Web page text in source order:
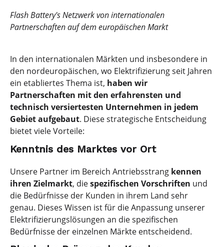
Flash Battery's Netzwerk von internationalen
Partnerschaften auf dem europäischen Markt
In den internationalen Märkten und insbesondere in
den nordeuropäischen, wo Elektrifizierung seit Jahren
ein etabliertes Thema ist, haben wir
Partnerschaften mit den erfahrensten und
technisch versiertesten Unternehmen in jedem
Gebiet aufgebaut. Diese strategische Entscheidung
bietet viele Vorteile:
Kenntnis des Marktes vor Ort
Unsere Partner im Bereich Antriebsstrang kennen
ihren Zielmarkt, diespezifischen Vorschriften und
die Bedürfnisse der Kunden in ihrem Land sehr
genau. Dieses Wissen ist für die Anpassung unserer
Elektrifizierungslösungen an die spezifischen
Bedürfnisse der einzelnen Märkte entscheidend.